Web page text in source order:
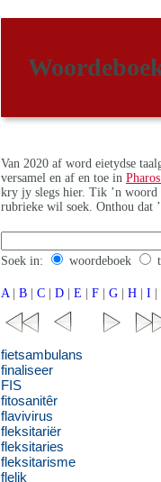
Van 2020 af word eietydse
versamel en af en toe in
kry jy slegs hier. Tik ’n woord
rubrieke wil soek. Onthou dat
Soek in: woordeboek
A | B | C | D | E | F | G | H | I |
fietsambulans
finaliseer
FIS
fitosanitêr
flavivirus
fleksitariër
fleksitaries
fleksitarisme
flelik